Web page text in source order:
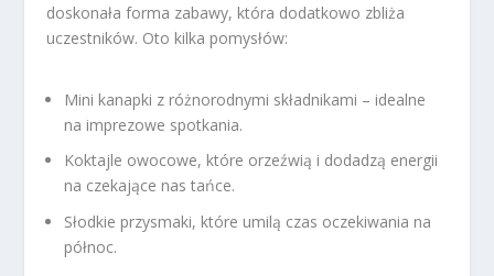
doskonała forma zabawy, która dodatkowo zbliża
uczestników. Oto kilka pomysłów:
Mini kanapki z różnorodnymi składnikami – idealne
na imprezowe spotkania.
Koktajle owocowe, które orzeźwią i dodadzą energii
na czekające nas tańce.
Słodkie przysmaki, które umilą czas oczekiwania na
północ.